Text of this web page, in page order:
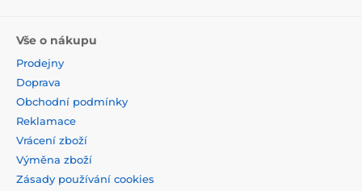
Vše o nákupu
Prodejny
Doprava
Obchodní podmínky
Reklamace
Vrácení zboží
Výměna zboží
Zásady používání cookies